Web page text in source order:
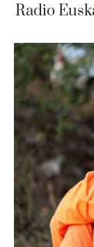
Radio